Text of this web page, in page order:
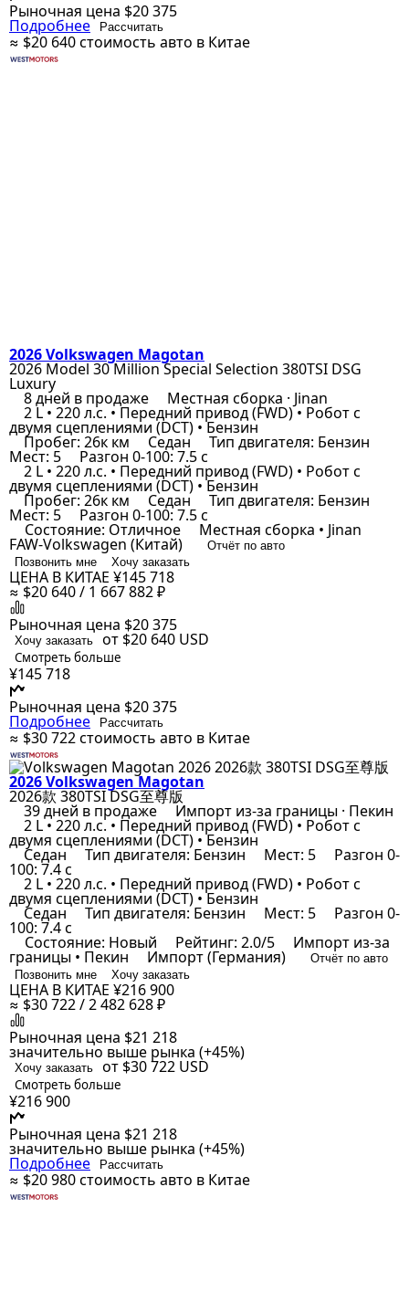
Рыночная цена $20 375
Подробнее Рассчитать
≈ $20 640стоимость авто в Китае
2026 Volkswagen Magotan
2026 Model 30 Million Special Selection 380TSI DSG
Luxury
8 дней в продаже Местная сборка · Jinan
2 L • 220 л.с. • Передний привод (FWD) • Робот с
двумя сцеплениями (DCT) • Бензин
Пробег: 26к км Седан Тип двигателя: Бензин
Мест: 5 Разгон 0-100: 7.5 с
2 L • 220 л.с. • Передний привод (FWD) • Робот с
двумя сцеплениями (DCT) • Бензин
Пробег: 26к км Седан Тип двигателя: Бензин
Мест: 5 Разгон 0-100: 7.5 с
Состояние: Отличное Местная сборка • Jinan
FAW-Volkswagen (Китай)
Отчёт по авто
Позвонить мне
Хочу заказать
ЦЕНА В КИТАЕ ¥145 718
≈ $20 640 / 1 667 882 ₽
Рыночная цена $20 375
Хочу заказать от $20 640 USD
Смотреть больше
¥145 718
Рыночная цена $20 375
Подробнее Рассчитать
≈ $30 722стоимость авто в Китае
2026 Volkswagen Magotan
2026款 380TSI DSG至尊版
39 дней в продаже Импорт из-за границы · Пекин
2 L • 220 л.с. • Передний привод (FWD) • Робот с
двумя сцеплениями (DCT) • Бензин
Седан Тип двигателя: Бензин Мест: 5 Разгон 0-
100: 7.4 с
2 L • 220 л.с. • Передний привод (FWD) • Робот с
двумя сцеплениями (DCT) • Бензин
Седан Тип двигателя: Бензин Мест: 5 Разгон 0-
100: 7.4 с
Состояние: Новый Рейтинг: 2.0/5 Импорт из-за
границы • Пекин Импорт (Германия)
Отчёт по авто
Позвонить мне
Хочу заказать
ЦЕНА В КИТАЕ ¥216 900
≈ $30 722 / 2 482 628 ₽
Рыночная цена $21 218
значительно выше рынка (+45%)
Хочу заказать от $30 722 USD
Смотреть больше
¥216 900
Рыночная цена $21 218
значительно выше рынка (+45%)
Подробнее Рассчитать
≈ $20 980стоимость авто в Китае